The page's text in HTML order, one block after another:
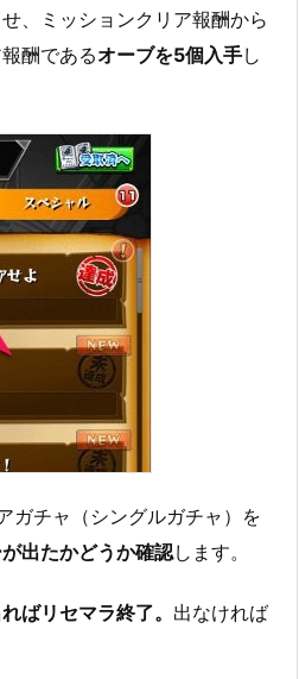
、ミッションクリア報酬から
酬であるオーブを5個入手し
ガチャ（シングルガチャ）を
出たかどうか確認します。
ばリセマラ終了。 出なければ